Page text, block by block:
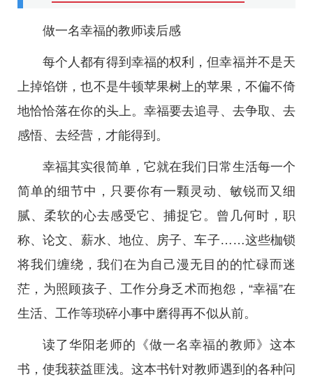
做一名幸福的教师读后感
每个人都有得到幸福的权利，但幸福并不是天
上掉馅饼，也不是牛顿苹果树上的苹果，不偏不倚
地恰恰落在你的头上。幸福要去追寻、去争取、去
感悟、去经营，才能得到。
幸福其实很简单，它就在我们日常生活每一个
简单的细节中，只要你有一颗灵动、敏锐而又细
腻、柔软的心去感受它、捕捉它。曾几何时，职
称、论文、薪水、地位、房子、车子……这些枷锁
将我们缠绕，我们在为自己漫无目的的忙碌而迷
茫，为照顾孩子、工作分身乏术而抱怨，“幸福”在
生活、工作等琐碎小事中磨得再不似从前。
读了华阳老师的《做一名幸福的教师》这本
书，使我获益匪浅。这本书针对教师遇到的各种问